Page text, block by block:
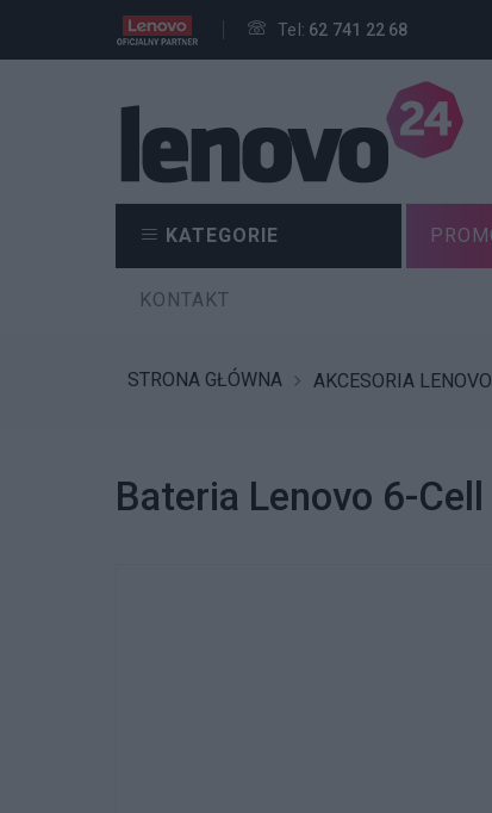
Tel: 62 741 22 68
KATEGORIE
KONTAKT
STRONA GŁÓWNA AKCESORIA LENOVO
Bateria Lenovo 6-